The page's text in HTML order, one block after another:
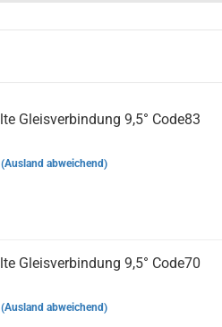
Gleisverbindung 9,5° Code83
(Ausland abweichend)
Gleisverbindung 9,5° Code70
(Ausland abweichend)